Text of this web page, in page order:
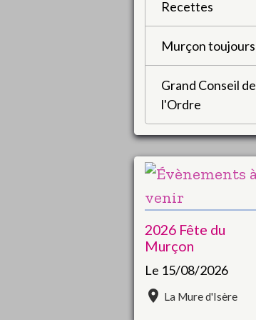
Recettes
Murçon toujours
Grand Conseil de
l'Ordre
2026 Fête du
Murçon
Le 15/08/2026
La Mure d'Isère